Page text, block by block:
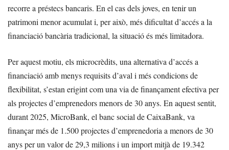
recorre a préstecs bancaris. En el cas dels joves, en tenir un
patrimoni menor acumulat i, per això, més dificultat d’accés a la
financiació bancària tradicional, la situació és més limitadora.
Per aquest motiu, els microcrèdits, una alternativa d’accés a
financiació amb menys requisits d’aval i més condicions de
flexibilitat, s’estan erigint com una via de finançament efectiva per
als projectes d’emprenedors menors de 30 anys. En aquest sentit,
durant 2025, MicroBank, el banc social de CaixaBank, va
finançar més de 1.500 projectes d’emprenedoria a menors de 30
anys per un valor de 29,3 milions i un import mitjà de 19.342